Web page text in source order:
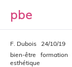
pbe
F. Dubois
24/10/19
bien-être
formation
esthétique